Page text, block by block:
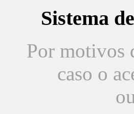
Sistema
Por motivos
caso o